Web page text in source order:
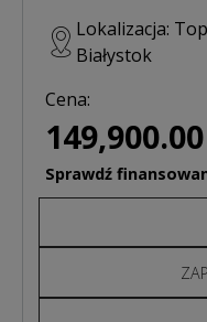
Lokalizacja:
Białystok
Cena:
Sprawdź